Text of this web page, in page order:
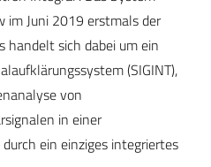
im Juni 2019 erstmals der
sich dabei um ein
(SIGINT),
von
in einer
ein einziges integriertes